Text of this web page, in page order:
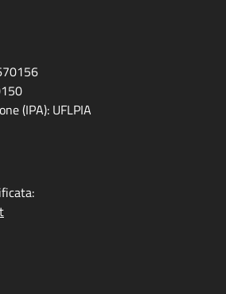
(IPA): UFLPIA